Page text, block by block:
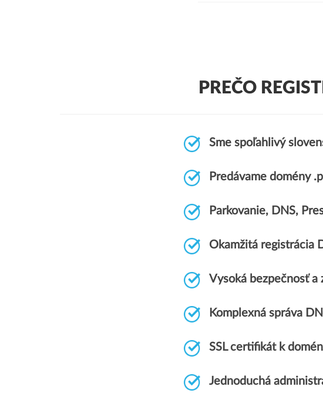
PREČO
Sme spoľahlivý
Predávame domény
Parkovanie, DNS,
Okamžitá registrácia
Vysoká bezpečnosť a
Komplexná správa
SSL certifikát k
Jednoduchá